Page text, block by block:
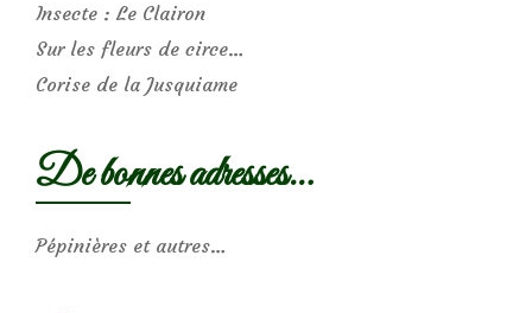
Insecte : Le Clairon
Sur les fleurs de circe…
Corise de la Jusquiame
De bonnes adresses…
Pépinières et autres…